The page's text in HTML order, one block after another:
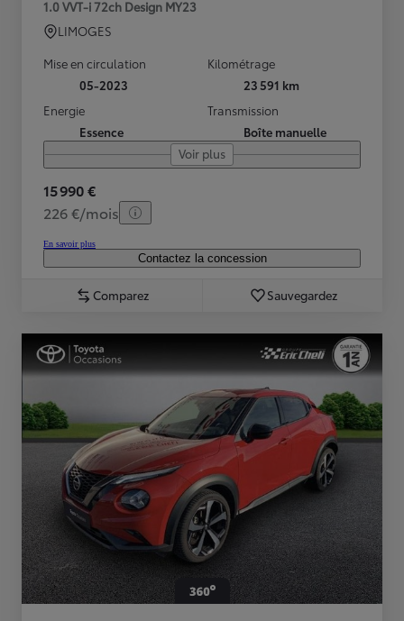
1.0 VVT-i 72ch Design MY23
LIMOGES
Mise en circulation
05-2023
Kilométrage
23 591 km
Energie
Essence
Transmission
Boîte manuelle
Voir plus
15 990 €
226 €/mois
En savoir plus
Contactez la concession
Comparez Sauvegardez